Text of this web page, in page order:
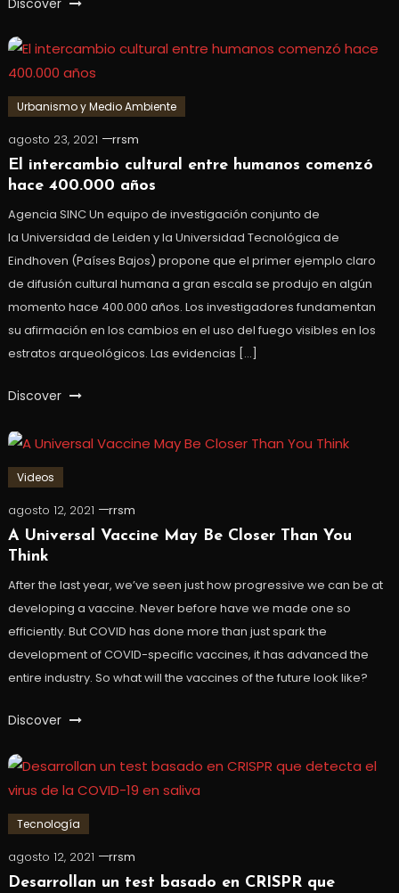
Urbanismo y Medio Ambiente
agosto 23, 2021
rrsm
El intercambio cultural entre humanos comenzó
hace 400.000 años
Agencia SINC Un equipo de investigación conjunto de
la Universidad de Leiden y la Universidad Tecnológica de
Eindhoven (Países Bajos) propone que el primer ejemplo claro
de difusión cultural humana a gran escala se produjo en algún
momento hace 400.000 años. Los investigadores fundamentan
su afirmación en los cambios en el uso del fuego visibles en los
estratos arqueológicos. Las evidencias […]
Discover
Videos
agosto 12, 2021
rrsm
A Universal Vaccine May Be Closer Than You
Think
After the last year, we’ve seen just how progressive we can be at
developing a vaccine. Never before have we made one so
efficiently. But COVID has done more than just spark the
development of COVID-specific vaccines, it has advanced the
entire industry. So what will the vaccines of the future look like?
Discover
Tecnología
agosto 12, 2021
rrsm
Desarrollan un test basado en CRISPR que